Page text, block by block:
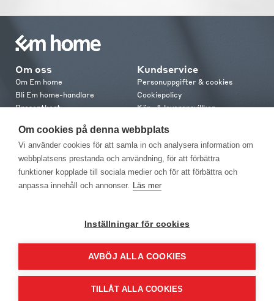
Om oss
Om Em home
Bli Em home-handlare
Presentkort
Em home Club
Medlemsvillkor
Kundservice
Personuppgifter & cookies
Cookiepolicy
Köp- & leveransvillkor
Retur & reklamation
Kontakt
Kontakta oss
Om cookies på denna webbplats
Vi använder cookies för att samla in och analysera information om
webbplatsens prestanda och användning, för att förbättra
funktioner kopplade till sociala medier och för att förbättra och
anpassa innehåll och annonser. Läs mer
Inställningar för cookies
AVBÖJ ALLA COOKIES
TILLÅT ALLA COOKIES